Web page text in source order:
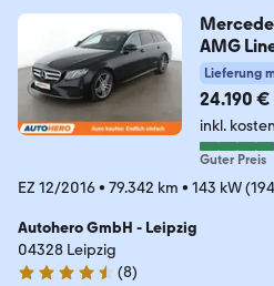
AMG
Lieferung
24.190 €
inkl.
Guter Preis
EZ 12/2016• 79.342 km • 143 kW
Autohero GmbH - Leipzig
04328 Leipzig
4.3 Sterne
(8)